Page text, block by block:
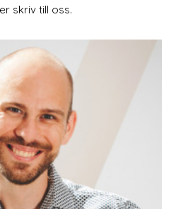
skriv till oss.